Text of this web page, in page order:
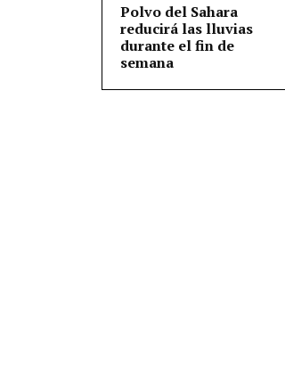
Polvo del Sahara
reducirá las lluvias
durante el fin de
semana